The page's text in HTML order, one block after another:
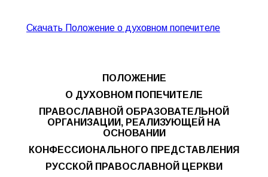
Скачать Положение о духовном попечителе
ПОЛОЖЕНИЕ
О ДУХОВНОМ ПОПЕЧИТЕЛЕ
ПРАВОСЛАВНОЙ ОБРАЗОВАТЕЛЬНОЙ
ОРГАНИЗАЦИИ, РЕАЛИЗУЮЩЕЙ НА
ОСНОВАНИИ
КОНФЕССИОНАЛЬНОГО ПРЕДСТАВЛЕНИЯ
РУССКОЙ ПРАВОСЛАВНОЙ ЦЕРКВИ